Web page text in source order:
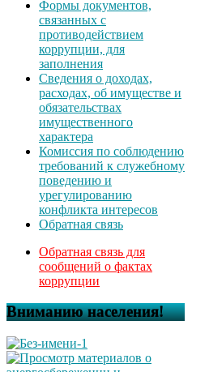
Формы документов,
связанных с
противодействием
коррупции, для
заполнения
Сведения о доходах,
расходах, об имуществе и
обязательствах
имущественного
характера
Комиссия по соблюдению
требований к служебному
поведению и
урегулированию
конфликта интересов
Обратная связь
Обратная связь для
сообщений о фактах
коррупции
Вниманию населения!